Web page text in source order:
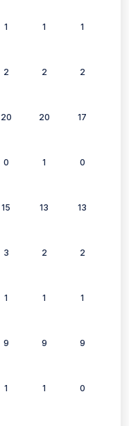
1 1 1
2 2 2
20 20 17
0 1 0
15 13 13
3 2 2
1 1 1
9 9 9
1 1 0